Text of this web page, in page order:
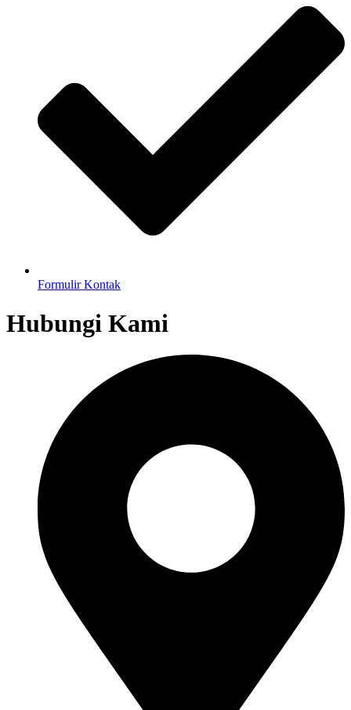
Formulir Kontak
Hubungi Kami